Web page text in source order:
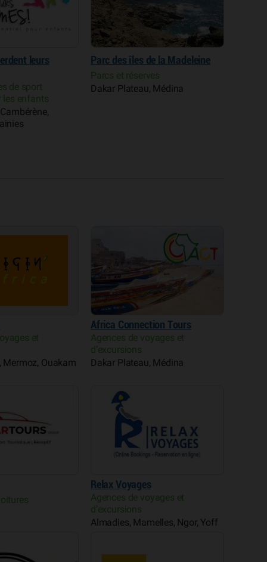
la Madeleine
Médina
Espas (École de sport plein air
Sénégal)
Clubs et écoles de sport
et
Mermoz, Ouakam
Africa Connection Tours
Agences de voyages et
d’excursions
Dakar Plateau, Médina
Relax Voyages
Agences de voyages et
d’excursions
Almadies, Mamelles, Ngor, Yoff